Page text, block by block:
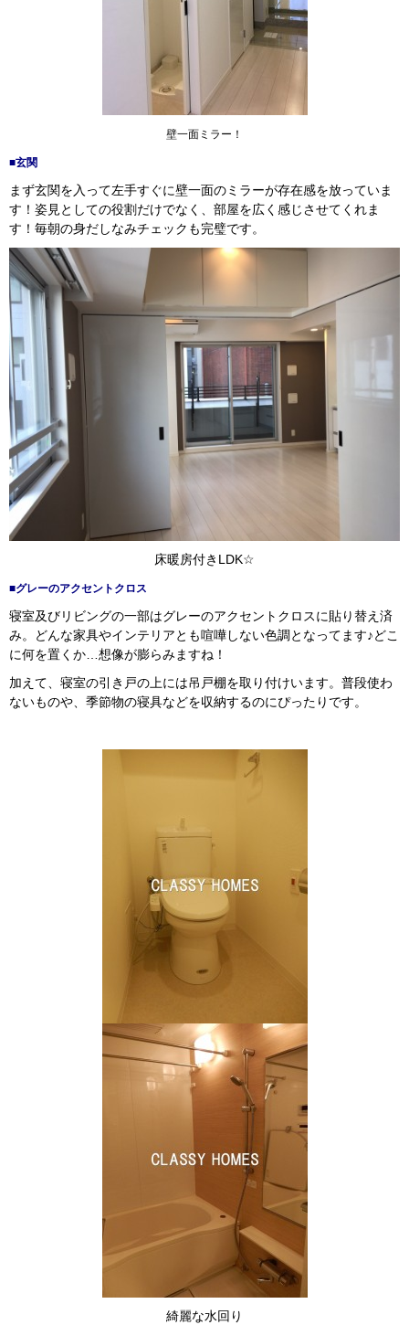
壁一面ミラー！
■玄関
まず玄関を入って左手すぐに壁一面のミラーが存在感を放っていま
す！姿見としての役割だけでなく、部屋を広く感じさせてくれま
す！毎朝の身だしなみチェックも完璧です。
床暖房付きLDK☆
■グレーのアクセントクロス
寝室及びリビングの一部はグレーのアクセントクロスに貼り替え済
み。どんな家具やインテリアとも喧嘩しない色調となってます♪どこ
に何を置くか…想像が膨らみますね！
加えて、寝室の引き戸の上には吊戸棚を取り付けいます。普段使わ
ないものや、季節物の寝具などを収納するのにぴったりです。
綺麗な水回り